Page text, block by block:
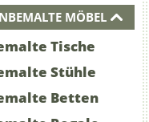
MÖBEL
Tische
Stühle
Betten